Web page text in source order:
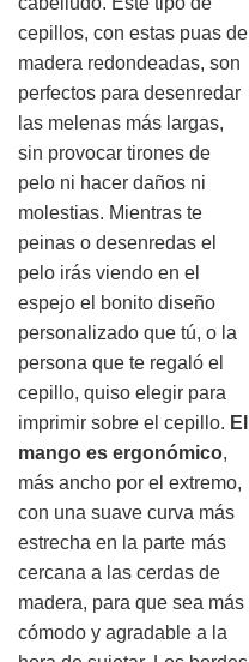
cepillos, con estas puas de
madera redondeadas, son
perfectos para desenredar
las melenas más largas,
sin provocar tirones de
pelo ni hacer daños ni
molestias. Mientras te
peinas o desenredas el
pelo irás viendo en el
espejo el bonito diseño
personalizado que tú, o la
persona que te regaló el
cepillo, quiso elegir para
imprimir sobre el cepillo. El
mango es ergonómico,
más ancho por el extremo,
con una suave curva más
estrecha en la parte más
cercana a las cerdas de
madera, para que sea más
cómodo y agradable a la